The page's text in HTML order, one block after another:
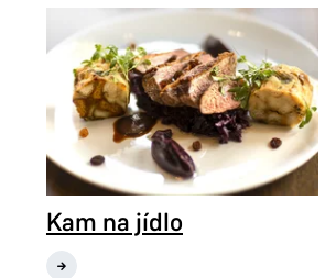
Kam na jídlo
Kam na jídlo